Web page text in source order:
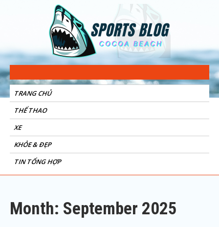
Sports Blog
Cocoa Beach
TRANG CHỦ
THỂ THAO
XE
KHỎE & ĐẸP
TIN TỔNG HỢP
Month: September 2025